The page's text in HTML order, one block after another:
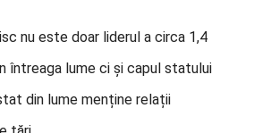
nu este doar liderul a circa 1,4
întreaga lume ci și capul statului
din lume menține relații